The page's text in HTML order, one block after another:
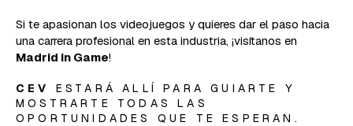
Si te apasionan los videojuegos y quieres dar el paso hacia
una carrera profesional en esta industria, ¡visítanos en
Madrid in Game!
CEV
ESTARÁ ALLÍ PARA GUIARTE Y
MOSTRARTE TODAS LAS
OPORTUNIDADES QUE TE ESPERAN.